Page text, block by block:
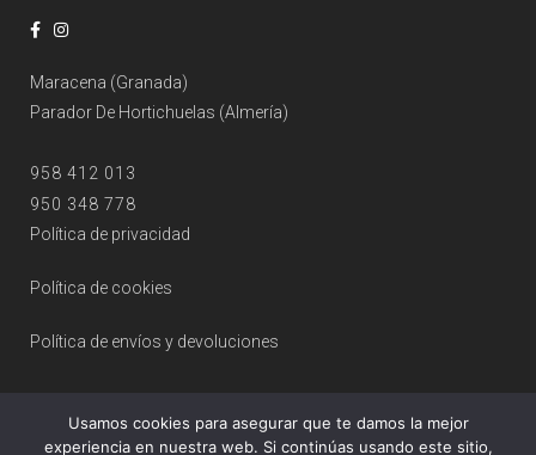
Maracena (Granada)
Parador De Hortichuelas (Almería)
958 412 013
950 348 778
Política de privacidad
Política de cookies
Política de envíos y devoluciones
Usamos cookies para asegurar que te damos la mejor
experiencia en nuestra web. Si continúas usando este sitio,